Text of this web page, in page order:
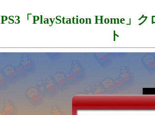
PS3「PlayStation Home」
ト